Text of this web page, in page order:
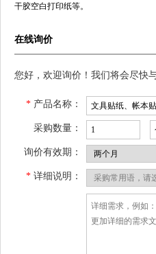
干胶空白打印纸等。
在线询价
您好，欢迎询价！我们将会尽快
* 产品名称：
采购数量：
询价有效期：
* 详细说明：